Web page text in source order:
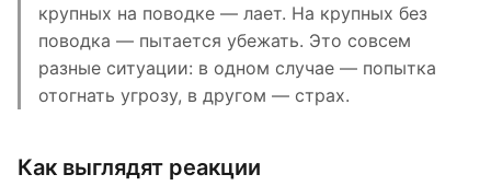
крупных на поводке — лает. На крупных без
поводка — пытается убежать. Это совсем
разные ситуации: в одном случае — попытка
отогнать угрозу, в другом — страх.
Как выглядят реакции